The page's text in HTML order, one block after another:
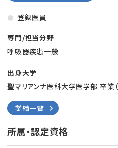
登録医員
専門/担当分野
呼吸器疾患一般
出身大学
聖マリアンナ医科大学医学部 卒業
業績一覧
所属・認定資格